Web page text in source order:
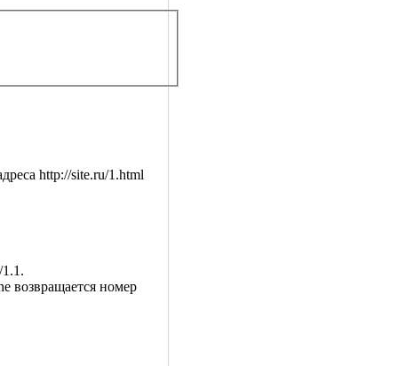
http://site.ru/1.html
возвращается номер